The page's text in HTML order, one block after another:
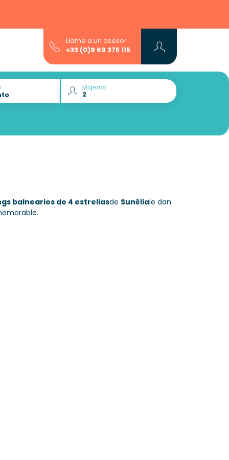
Llame a un asesor
+33 (0)9 69 375 115
Viajeros
balnearios de 4 estrellasde Sunêliale dan